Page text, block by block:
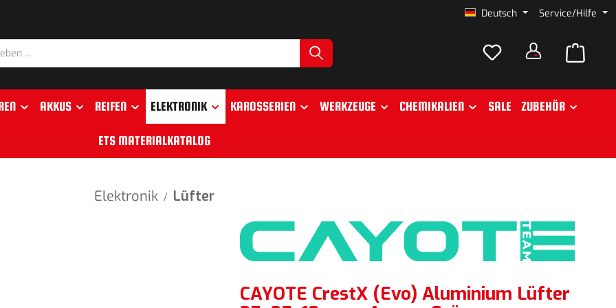
Deutsch Service/Hilfe
AKKUS REIFEN ELEKTRONIK KAROSSERIEN WERKZEUGE CHEMIKALIEN SALE ZUBEHÖR
ETS MATERIALKATALOG
Elektronik / Lüfter
CAYOTE CrestX (Evo) Aluminium Lüfter